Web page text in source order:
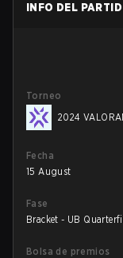
INFO DEL
Torneo
2024
Fecha
15 August
Fase
Bracket - UB
Bolsa de premios